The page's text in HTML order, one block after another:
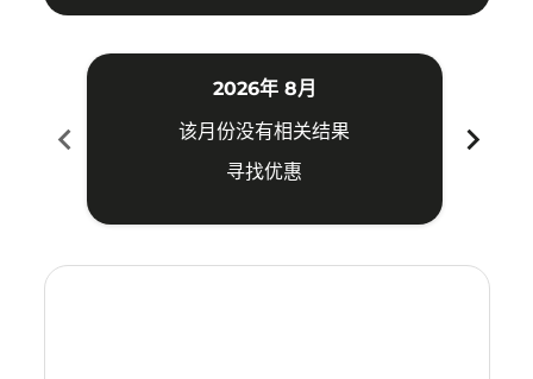
chevron_left
2026年 8月
该月份没有相关结果
寻找优惠
chevron_right